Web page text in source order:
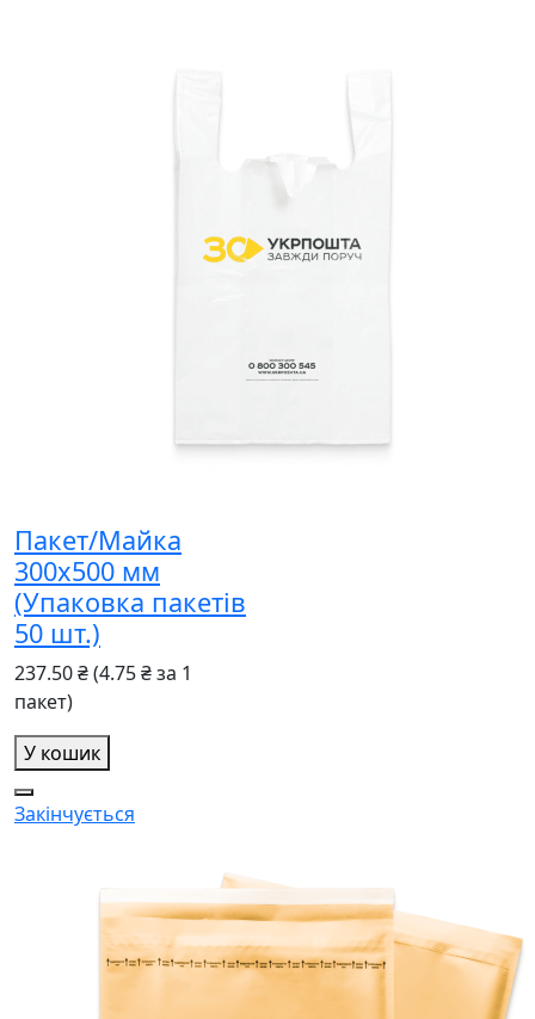
Пакет/Майка
300x500 мм
(Упаковка пакетів
50 шт.)
237.50 ₴(4.75 ₴ за 1
пакет)
У кошик
Закінчується